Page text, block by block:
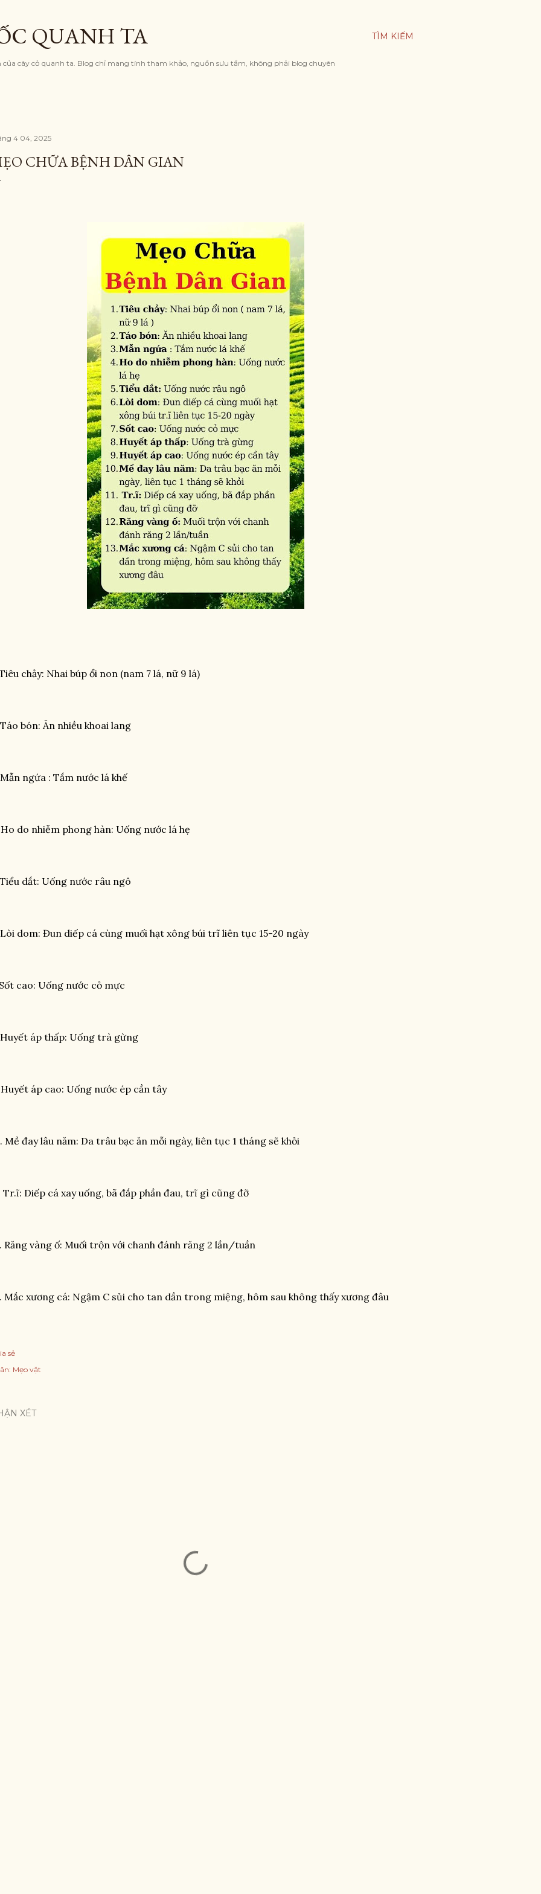
TÌM KIẾM
QUANH TA
cây cỏ quanh ta. Blog chỉ mang tính tham khảo, nguồn sưu tầm, không phải blog chuyên
4 04, 2025
CHỮA BỆNH DÂN GIAN
chảy: Nhai búp ổi non (nam 7 lá, nữ 9 lá)
bón: Ăn nhiều khoai lang
ngứa : Tắm nước lá khế
do nhiễm phong hàn: Uống nước lá hẹ
dắt: Uống nước râu ngô
dom: Đun diếp cá cùng muối hạt xông búi trĩ liên tục 15-20 ngày
cao: Uống nước cỏ mực
áp thấp: Uống trà gừng
áp cao: Uống nước ép cần tây
Mề đay lâu năm: Da trâu bạc ăn mỗi ngày, liên tục 1 tháng sẽ khỏi
Tr.ĩ: Diếp cá xay uống, bã đắp phần đau, trĩ gì cũng đỡ
Răng vàng ố: Muối trộn với chanh đánh răng 2 lần/tuần
Mắc xương cá: Ngậm C sủi cho tan dần trong miệng, hôm sau không thấy xương đâu
sẻ
Mẹo vặt
XÉT